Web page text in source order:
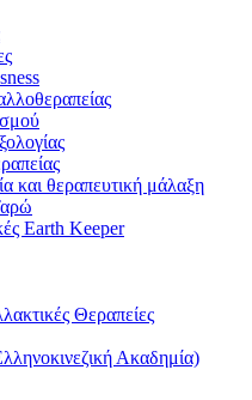
και θεραπευτική μάλαξη
Earth Keeper
Θεραπείες
Ακαδημία)